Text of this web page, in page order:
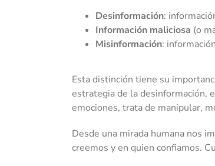
Desinformación:
Información maliciosa (o
Misinformación:
Esta distinción tiene su
estrategia de la desinformación,
emociones, trata de manipular,
Desde una mirada humana nos
creemos y en quien confiamos.